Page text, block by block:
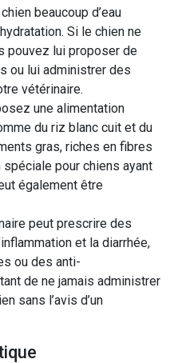
beaucoup d’eau
Si le chien ne
pouvez lui proposer de
ou lui administrer des
vétérinaire.
une alimentation
du riz blanc cuit et du
gras, riches en fibres
pour chiens ayant
également être
peut prescrire des
et la diarrhée,
ou des anti-
de ne jamais administrer
sans l’avis d’un